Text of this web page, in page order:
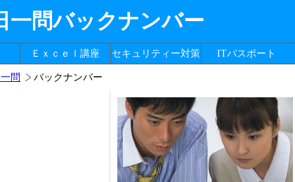
一問バックナンバー
Ｅｘｃｅｌ講座 セキュリティー対策 ITパスポート
問 バックナンバー